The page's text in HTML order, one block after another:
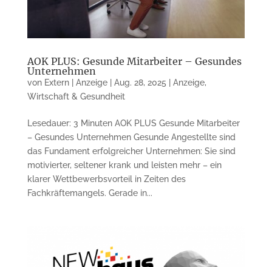
AOK PLUS: Gesunde Mitarbeiter – Gesundes
Unternehmen
von Extern | Anzeige| Aug. 28, 2025 Anzeige,
Wirtschaft & Gesundheit
Lesedauer: 3 Minuten AOK PLUS Gesunde Mitarbeiter
– Gesundes Unternehmen Gesunde Angestellte sind
das Fundament erfolgreicher Unternehmen: Sie sind
motivierter, seltener krank und leisten mehr – ein
klarer Wettbewerbsvorteil in Zeiten des
Fachkräftemangels. Gerade in...